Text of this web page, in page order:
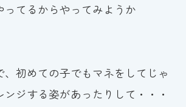
ってるからやってみようか
、初めての子でもマネをしてじゃ
ジする姿があったりして・・・